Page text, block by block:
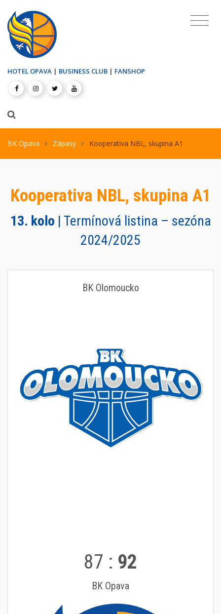
HOTEL OPAVA | BUSINESS CLUB | FANSHOP
BK Opava Zápasy Kooperativa NBL, skupina A1
Kooperativa NBL, skupina A1
13. kolo | Termínová listina – sezóna
2024/2025
BK Olomoucko
87 : 92
BK Opava